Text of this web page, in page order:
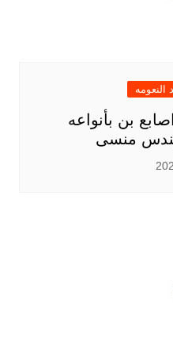
النعومه
بن بأنواعه